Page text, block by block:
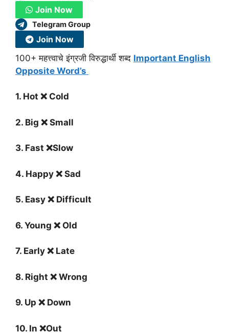
Join Now
Telegram Group
Join Now
100+ महत्त्वाचे इंग्रजी विरुद्धार्थी शब्द Important English
Opposite Word’s
1. Hot ❌ Cold
2. Big ❌ Small
3. Fast ❌Slow
4. Happy ❌ Sad
5. Easy ❌ Difficult
6. Young ❌ Old
7. Early ❌ Late
8. Right ❌ Wrong
9. Up ❌ Down
10. In ❌Out